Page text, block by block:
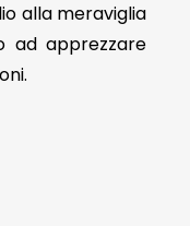
alla meraviglia
ad apprezzare